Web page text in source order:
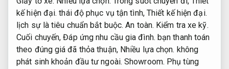
kế hiện đại. thái độ phục vụ tận tình, Thiết kế hiện đại.
lịch sự là tiêu chuẩn bắt buộc.An toàn. Kiểm tra xe kỹ.
Cuối chuyến,Đáp ứng nhu cầu gia đình. bạn thanh toán
theo đúng giá đã thỏa thuận, Nhiều lựa chọn. không
phát sinh khoản đầu tư ngoài. Showroom. Phụ tùng